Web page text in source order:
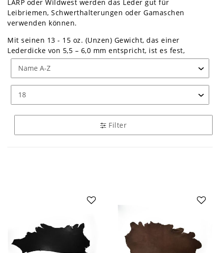
LARP oder Wildwest werden das Leder gut für
Leibriemen, Schwerthalterungen oder Gamaschen
verwenden können.
Mit seinen 13 - 15 oz. (Unzen) Gewicht, das einer
Lederdicke von 5,5 – 6,0 mm entspricht, ist es fest,
standig, nicht elastisch und zugarm. Der trockene Griff
erlaubt eine gute Handhabung und die matte Optik
verleiht dem Leder eine nüchterne Eleganz. Die
Oberfläche ist naturbelassen aus Anilin und glatt mit
wenig bis keiner Struktur. Dadurch kommen Ziernähte
Das Blankleder vom Rind ist in traditioneller
Classic zurzeit in den folgenden Farbvarianten natural,
erwerben.
Filter